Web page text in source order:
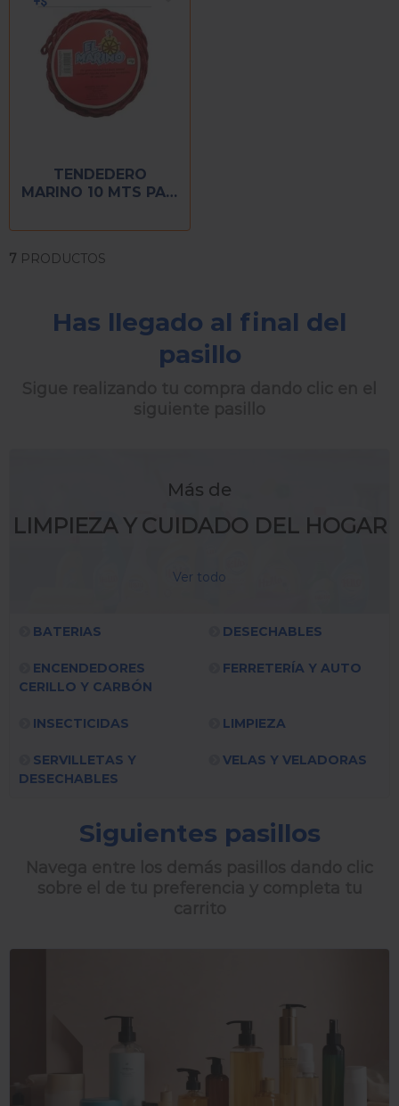
TENDEDERO
MARINO 10 MTS PAQ
7 PRODUCTOS
Has llegado al final del
pasillo
Más de
LIMPIEZA Y CUIDADO DEL HOGAR
Ver todo
BATERIAS DESECHABLES
ENCENDEDORES
CERILLO Y CARBÓN
FERRETERÍA Y AUTO
INSECTICIDAS LIMPIEZA
SERVILLETAS Y
DESECHABLES
VELAS Y VELADORAS
Siguientes pasillos